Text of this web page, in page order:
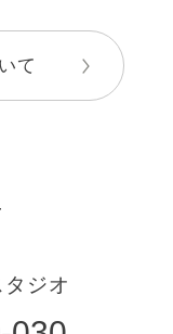
て
ジオ